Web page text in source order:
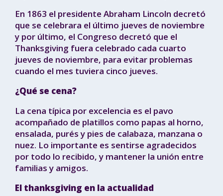
En 1863 el presidente Abraham Lincoln decretó
que se celebrara el último jueves de noviembre
y por último, el Congreso decretó que el
Thanksgiving fuera celebrado cada cuarto
jueves de noviembre, para evitar problemas
cuando el mes tuviera cinco jueves.
¿Qué se cena?
La cena típica por excelencia es el pavo
acompañado de platillos como papas al horno,
ensalada, purés y pies de calabaza, manzana o
nuez. Lo importante es sentirse agradecidos
por todo lo recibido, y mantener la unión entre
familias y amigos.
El thanksgiving en la actualidad